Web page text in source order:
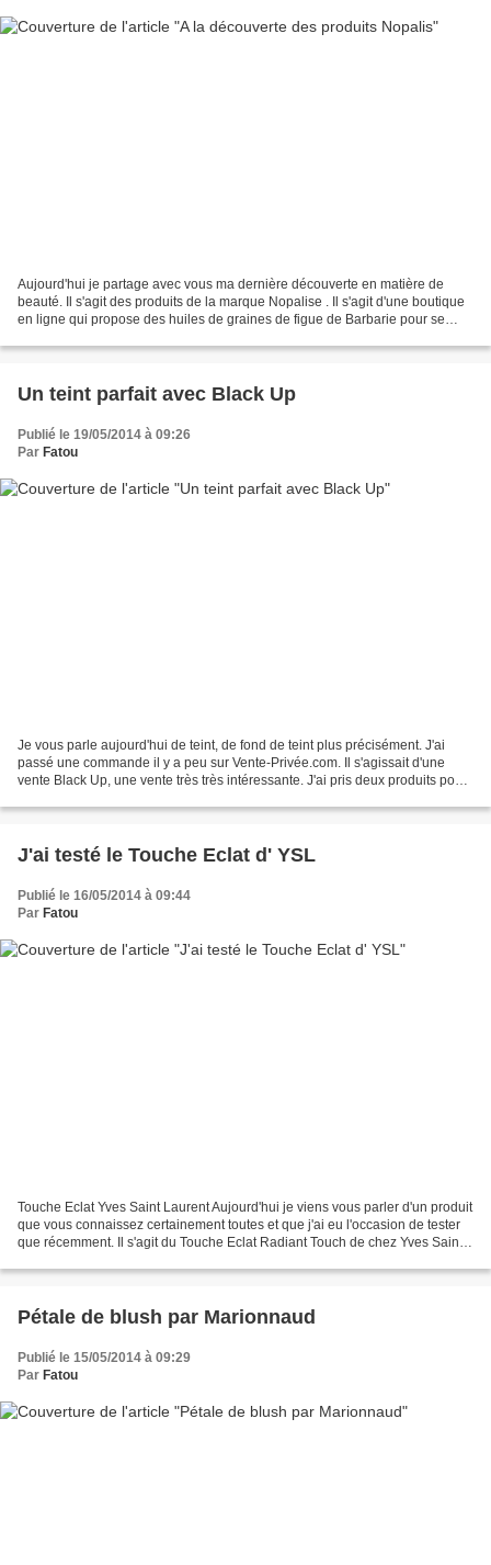
Aujourd'hui je partage avec vous ma dernière découverte en matière de
beauté. Il s'agit des produits de la marque Nopalise . Il s'agit d'une boutique
en ligne qui propose des huiles de graines de figue de Barbarie pour se
Un teint parfait avec Black Up
Publié le 19/05/2014 à 09:26
Par Fatou
Je vous parle aujourd'hui de teint, de fond de teint plus précisément. J'ai
passé une commande il y a peu sur Vente-Privée.com. Il s'agissait d'une
vente Black Up, une vente très très intéressante. J'ai pris deux produits pour
J'ai testé le Touche Eclat d' YSL
Publié le 16/05/2014 à 09:44
Par Fatou
Touche Eclat Yves Saint Laurent Aujourd'hui je viens vous parler d'un produit
que vous connaissez certainement toutes et que j'ai eu l'occasion de tester
que récemment. Il s'agit du Touche Eclat Radiant Touch de chez Yves Saint
Pétale de blush par Marionnaud
Publié le 15/05/2014 à 09:29
Par Fatou